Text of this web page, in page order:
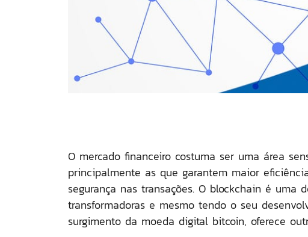
O mercado financeiro costuma ser uma área
principalmente as que garantem maior
segurança nas transações. O blockchain é uma
transformadoras e mesmo tendo o seu
surgimento da moeda digital bitcoin, oferece